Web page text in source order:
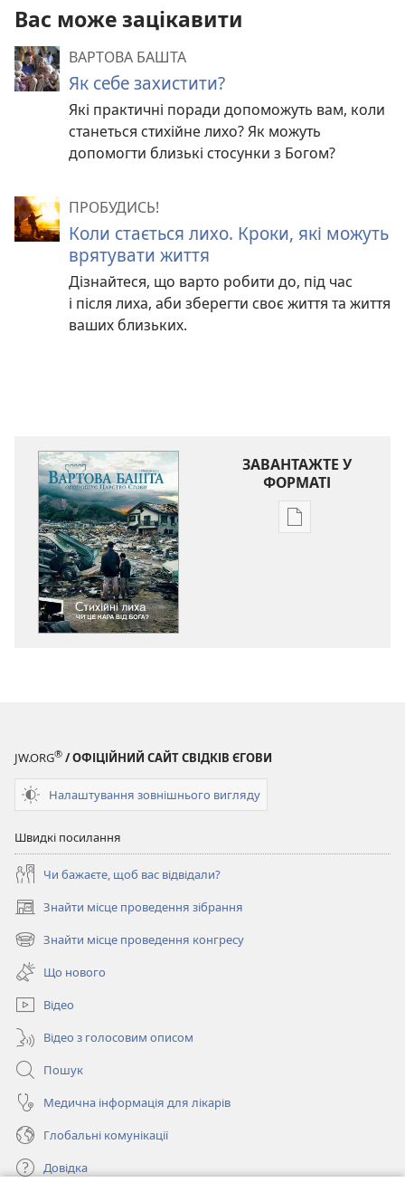
Вас може зацікавити
ВАРТОВА БАШТА
Як себе захистити?
Які практичні поради допоможуть вам, коли
станеться стихійне лихо? Як можуть
допомогти близькі стосунки з Богом?
ПРОБУДИСЬ!
Коли стається лихо. Кроки, які можуть
врятувати життя
Дізнайтеся, що варто робити до, під час
і після лиха, аби зберегти своє життя та життя
ваших близьких.
ЗАВАНТАЖТЕ У
ФОРМАТІ
Параметри
JW.ORG® / ОФІЦІЙНИЙ САЙТ СВІДКІВ ЄГОВИ
Налаштування зовнішнього вигляду
Швидкі посилання
Чи бажаєте, щоб вас відвідали?
Знайти місце проведення зібрання
(відкривається
у
новому
вікні)
Знайти місце проведення конгресу
(відкривається
новому
вікні)
Що нового
Відео
Відео з голосовим описом
Пошук
Медична інформація для лікарів
Глобальні комунікації
Довідка